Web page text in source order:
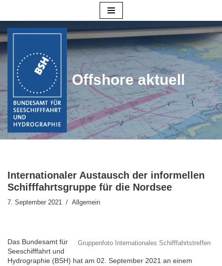
Inhalt
Offshore aktuell
Internationaler Austausch der informellen
Schifffahrtsgruppe für die Nordsee
7. September 2021 Allgemein
Gruppenfoto Internationales Schifffahrtstreffen
Das Bundesamt für
Seeschifffahrt und
Hydrographie (BSH) hat am 02. September 2021 an einem